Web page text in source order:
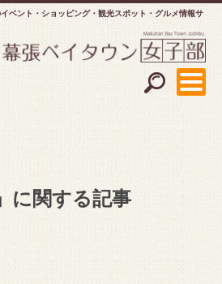
ベント・ショッピング
観光スポット・グルメ情報サ
に関する記事